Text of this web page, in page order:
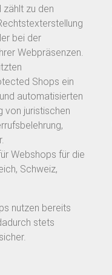
zu den
bei der
Webpräsenzen.
Shops ein
automatisierten
von juristischen
Webshops für die
Schweiz,
nutzen bereits
stets